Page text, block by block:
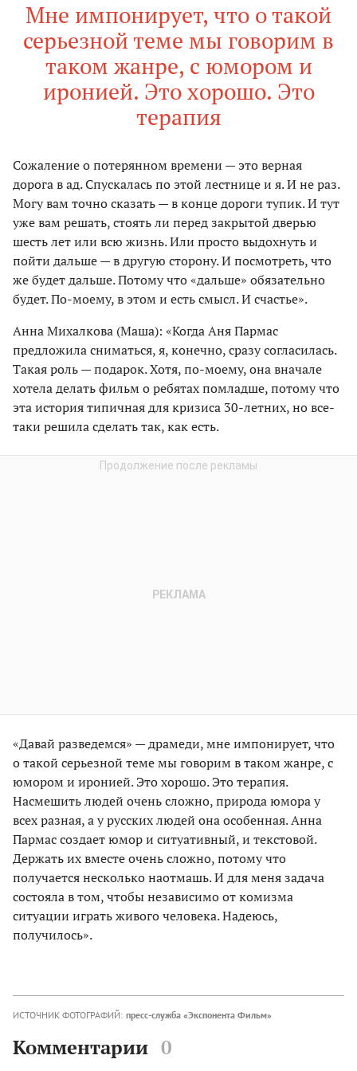
Мне импонирует, что о такой
серьезной теме мы говорим в
таком жанре, с юмором и
иронией. Это хорошо. Это
терапия
Сожаление о потерянном времени — это верная
дорога в ад. Спускалась по этой лестнице и я. И не раз.
Могу вам точно сказать — в конце дороги тупик. И тут
уже вам решать, стоять ли перед закрытой дверью
шесть лет или всю жизнь. Или просто выдохнуть и
пойти дальше — в другую сторону. И посмотреть, что
же будет дальше. Потому что «дальше» обязательно
будет. По-моему, в этом и есть смысл. И счастье».
Анна Михалкова (Маша): «Когда Аня Пармас
предложила сниматься, я, конечно, сразу согласилась.
Такая роль — подарок. Хотя, по-моему, она вначале
хотела делать фильм о ребятах помладше, потому что
эта история типичная для кризиса 30-летних, но все-
таки решила сделать так, как есть.
«Давай разведемся» — драмеди, мне импонирует, что
о такой серьезной теме мы говорим в таком жанре, с
юмором и иронией. Это хорошо. Это терапия.
Насмешить людей очень сложно, природа юмора у
всех разная, а у русских людей она особенная. Анна
Пармас создает юмор и ситуативный, и текстовой.
Держать их вместе очень сложно, потому что
получается несколько наотмашь. И для меня задача
состояла в том, чтобы независимо от комизма
ситуации играть живого человека. Надеюсь,
получилось».
ИСТОЧНИК ФОТОГРАФИЙ: пресс-служба «Экспонента Фильм»
Комментарии 0